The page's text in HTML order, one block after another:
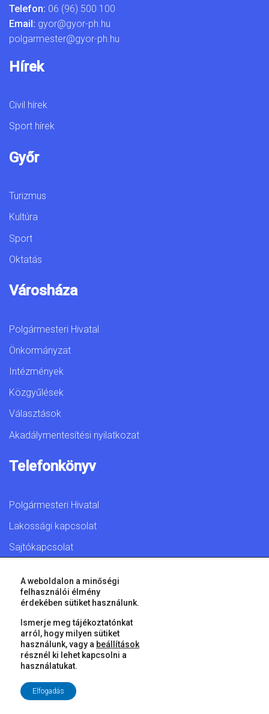
Telefon: 06 (96) 500 100
Email: gyor@gyor-ph.hu
polgarmester@gyor-ph.hu
Hírek
Civil hírek
Sport hírek
Győr
Turizmus
Kultúra
Sport
Oktatás
Városháza
Polgármesteri Hivatal
Önkormányzat
Intézmények
Közgyűlések
Választások
Akadálymentesítési nyilatkozat
Telefonkönyv
Polgármesteri Hivatal
Lakossági kapcsolat
Sajtókapcsolat
© 2026 Győr Megyei Jogú Város • Minden jog fenntartva!
A weboldalon a minőségi
felhasználói élmény
érdekében sütiket használunk.
Ismerje meg tájékoztatónkat
arról, hogy milyen sütiket
használunk, vagy a beállítások
résznél ki lehet kapcsolni a
használatukat.
Elfogadás